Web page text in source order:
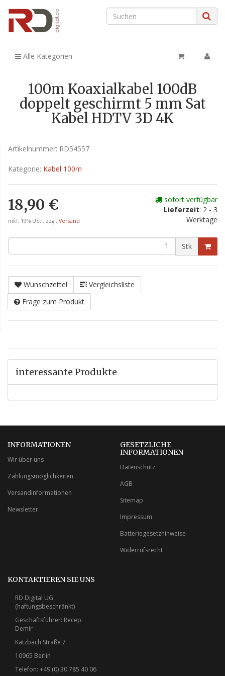
Alle Kategorien
100m Koaxialkabel 100dB
doppelt geschirmt 5 mm Sat
Kabel HDTV 3D 4K
Artikelnummer: RD54557
Kategorie: Kabel 100m
18,90 €
inkl. 19% USt., zzgl. Versand
sofort verfügbar
Lieferzeit: 2 - 3
Werktage
Stk
Wunschzettel
Vergleichsliste
Frage zum Produkt
interessante Produkte
INFORMATIONEN
Wir über uns
Zahlungsmöglichkeiten
Versandinformationen
Newsletter
GESETZLICHE
INFORMATIONEN
Datenschutz
AGB
Sitemap
Impressum
Batteriegesetzhinweise
Widerrufsrecht
KONTAKTIEREN SIE UNS
RD Digital UG
(haftungsbeschränkt)
Geschäftsführer: Recep
Demir
Katzbach Straße 7
10965 Berlin
Telefon: +49 (0) 30 785 40 06